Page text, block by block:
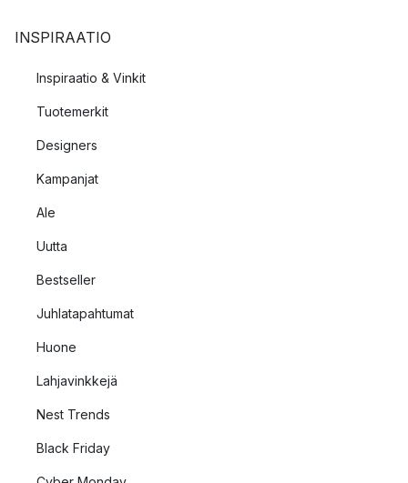
INSPIRAATIO
Inspiraatio & Vinkit
Tuotemerkit
Designers
Kampanjat
Ale
Uutta
Bestseller
Juhlatapahtumat
Huone
Lahjavinkkejä
Nest Trends
Black Friday